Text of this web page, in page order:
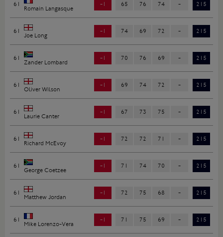
61
Romain Langasque
-1 65 76 74 - 215
61
Joe Long
-1 74 69 72 - 215
61
Zander Lombard
-1 70 76 69 - 215
61
Oliver Wilson
-1 69 74 72 - 215
61
Laurie Canter
-1 67 73 75 - 215
61
Richard McEvoy
-1 72 72 71 - 215
61
George Coetzee
-1 71 74 70 - 215
61
Matthew Jordan
-1 72 75 68 - 215
61
Mike Lorenzo-Vera
-1 71 75 69 - 215